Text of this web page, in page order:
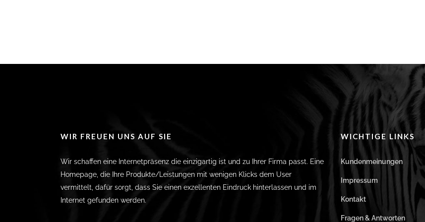
WIR FREUEN UNS AUF SIE
Wir schaffen eine Internetpräsenz die einzigartig ist und zu Ihrer Firma passt. Eine
Homepage, die Ihre Produkte/Leistungen mit wenigen Klicks dem User
vermittelt, dafür sorgt, dass Sie einen exzellenten Eindruck hinterlassen und im
Internet gefunden werden.
WICHTIGE LINKS
Kundenmeinungen
Impressum
Kontakt
Fragen & Antworten